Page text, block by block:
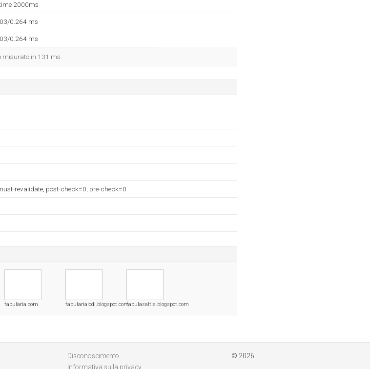
2000ms
0.264 ms
0.264 ms
misurato in 131 ms.
revalidate, post-check=0, pre-check=0
fabularia.com fabularialodi.blogspot.comfabulasaltis.blogspot.com
Disconoscimento
Informativa sulla privacy
© 2026